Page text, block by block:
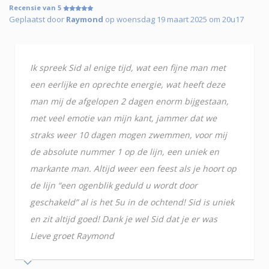
Recensie van 5
Geplaatst door Raymond op woensdag 19 maart 2025 om 20u17
Ik spreek Sid al enige tijd, wat een fijne man met
een eerlijke en oprechte energie, wat heeft deze
man mij de afgelopen 2 dagen enorm bijgestaan,
met veel emotie van mijn kant, jammer dat we
straks weer 10 dagen mogen zwemmen, voor mij
de absolute nummer 1 op de lijn, een uniek en
markante man. Altijd weer een feest als je hoort op
de lijn “een ogenblik geduld u wordt door
geschakeld” al is het 5u in de ochtend! Sid is uniek
en zit altijd goed! Dank je wel Sid dat je er was
Lieve groet Raymond